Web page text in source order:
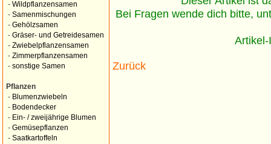
- Wildpflanzensamen
- Samenmischungen
- Gehölzsamen
- Gräser- und Getreidesamen
- Zwiebelpflanzensamen
- Zimmerpflanzensamen
- sonstige Samen
Pflanzen
- Blumenzwiebeln
- Bodendecker
- Ein- / zweijährige Blumen
- Gemüsepflanzen
- Saatkartoffeln
Bei Fragen wende dich bitte,
Zurück